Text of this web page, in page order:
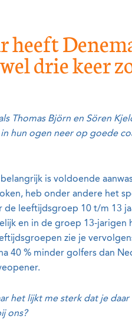
drie keer
Thomas Björn en Sören
hun ogen neer op goede
is voldoende
heb onder andere het
leeftijdsgroep 10 t/m 13
en in de groep 13-jarigen
zie je
40 % minder golfers dan
het lijkt me sterk dat je daar
ons?